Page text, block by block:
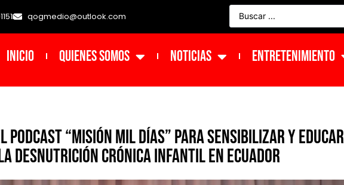
qogmedio@outlook.com
INICIO Quienes Somos NOTICIAS ENTRETENIMIENTO
podcast “Misión Mil Días” para sensibilizar y educar
desnutrición crónica infantil en Ecuador